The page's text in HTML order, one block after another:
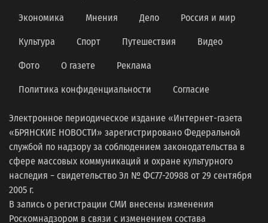
Экономика Мнения Дело Россия и мир
Культура Спорт Путешествия Видео
Фото О газете Реклама
Политика конфиденциальности Согласие
Электронное периодическое издание «Интернет-газета
«БРЯНСКИЕ НОВОСТИ» зарегистрировано Федеральной
службой по надзору за соблюдением законодательства в
сфере массовых коммуникаций и охране культурного
наследия − свидетельство Эл № ФС77-20988 от 29 сентября
2005 г.
В запись о регистрации СМИ внесены изменения
Роскомнадзором в связи с изменением состава